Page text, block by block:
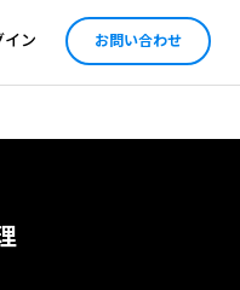
イン お問い合わせ